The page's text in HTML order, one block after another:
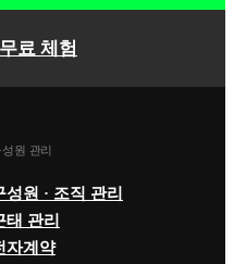
무료 체험
성원 관리
성원 · 조직 관리
태 관리
자계약